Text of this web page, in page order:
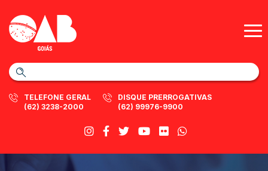
TELEFONE GERAL
(62) 3238-2000
DISQUE PRERROGATIVAS
(62) 99976-9900